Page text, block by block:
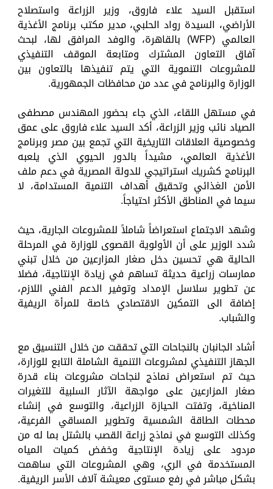
استقبل السيد علاء فاروق، وزير الزراعة واستصلاح
الأراضي، السيدة رواد الحلبي، مدير مكتب برنامج الأغذية
العالمي (WFP) بالقاهرة، والوفد المرافق لها، لبحث
آفاق التعاون المشترك ومتابعة الموقف التنفيذي
للمشروعات التنموية التي يتم تنفيذها بالتعاون بين
الوزارة والبرنامج في عدد من محافظات الجمهورية.
في مستهل اللقاء، الذي جاء بحضور المهندس مصطفى
الصياد نائب وزير الزراعة، أكد السيد علاء فاروق على عمق
وخصوصية العلاقات التاريخية التي تجمع بين مصر وبرنامج
الأغذية العالمي، مشيداً بالدور الحيوي الذي يلعبه
البرنامج كشريك استراتيجي للدولة المصرية في دعم ملف
الأمن الغذائي وتحقيق أهداف التنمية المستدامة، لا
سيما في المناطق الأكثر احتياجاً.
وشهد الاجتماع استعراضاً شاملاً للمشروعات الجارية، حيث
شدد الوزير على أن الأولوية القصوى للوزارة في المرحلة
الحالية هي تحسين دخل صغار المزارعين من خلال تبني
ممارسات زراعية حديثة تساهم في زيادة الإنتاجية، فضلا
عن تطوير سلاسل الإمداد وتوفير الدعم الفني اللازم،
إضافة الى التمكين الاقتصادي خاصة للمرأة الريفية
والشباب.
أشاد الجانبان بالنجاحات التي تحققت من خلال التنسيق مع
الجهاز التنفيذي لمشروعات التنمية الشاملة التابع للوزارة،
حيث تم استعراض نماذج لنجاحات مشروعات بناء قدرة
صغار المزارعين على مواجهة الآثار السلبية للتغيرات
المناخية، وتفتت الحيازة الزراعية، والتوسع في إنشاء
محطات الطاقة الشمسية وتطوير المساقي الفرعية،
وكذلك التوسع في نماذج زراعة القصب بالشتل بما له من
مردود على زيادة الإنتاجية وخفض كميات المياه
المستخدمة في الري، وهي المشروعات التي ساهمت
بشكل مباشر في رفع مستوى معيشة آلاف الأسر الريفية.